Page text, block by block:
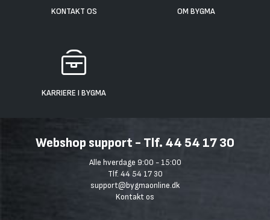
KONTAKT OS OM BYGMA
KARRIERE I BYGMA
Webshop support - Tlf. 44 54 17 30
Alle hverdage 9:00 - 15:00
Tlf. 44 54 17 30
support@bygmaonline.dk
Kontakt os